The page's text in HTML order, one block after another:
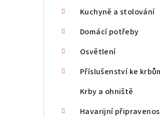
Kuchyně a stolování
Domácí potřeby
Osvětlení
Příslušenství ke
Krby a ohniště
Havarijní